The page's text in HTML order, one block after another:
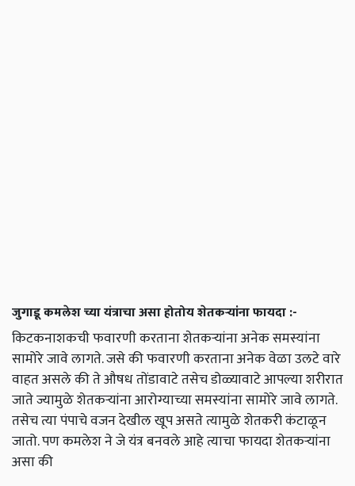
जुगाडू कमलेश च्या यंत्राचा असा होतोय शेतकऱ्यांना फायदा :-
किटकनाशकची फवारणी करताना शेतकऱ्यांना अनेक समस्यांना
सामोरे जावे लागते. जसे की फवारणी करताना अनेक वेळा उलटे वारे
वाहत असले की ते औषध तोंडावाटे तसेच डोळ्यावाटे आपल्या शरीरात
जाते ज्यामुळे शेतकऱ्यांना आरोग्याच्या समस्यांना सामोरे जावे लागते.
तसेच त्या पंपाचे वजन देखील खूप असते त्यामुळे शेतकरी कंटाळून
जातो. पण कमलेश ने जे यंत्र बनवले आहे त्याचा फायदा शेतकऱ्यांना
असा की